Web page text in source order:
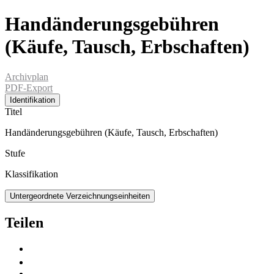
Handänderungsgebühren
(Käufe, Tausch, Erbschaften)
Archivplan
PDF-Export
Identifikation
Titel
Handänderungsgebühren (Käufe, Tausch, Erbschaften)
Stufe
Klassifikation
Untergeordnete Verzeichnungseinheiten
Teilen